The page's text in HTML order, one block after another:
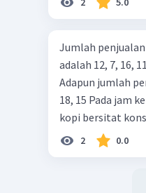
Ageng Tirtayasa
peninggalan
Borobudur d.
yang mempunyai
banyak c. Raja-
bukan termasuk
Gunung 8.
Jumlah
adalah 12, 7, 16,
Adapun jumlah
18, 15 Pada jam
kopi bersitat
5? (A) 15 dan 45
2 0.0